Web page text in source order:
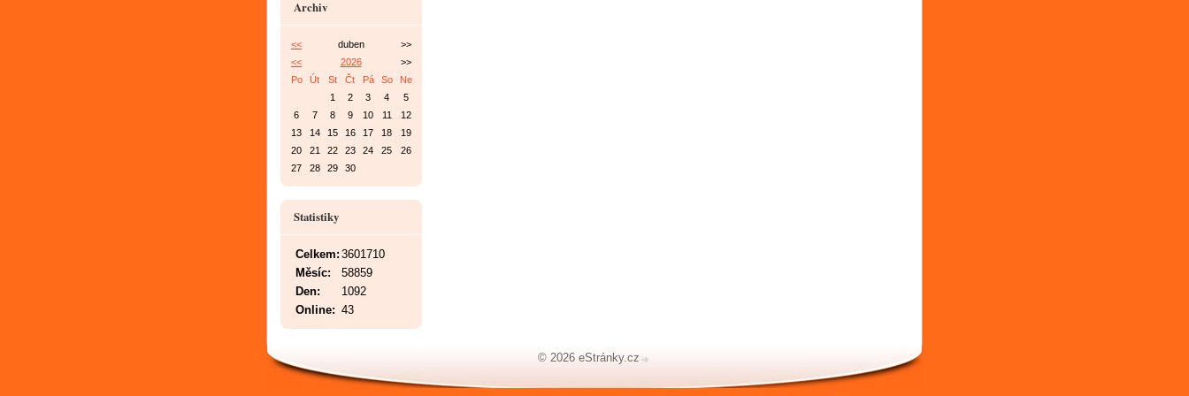
Archiv
<< duben
>>
<<
2026
>>
Po
Út St Čt Pá So
Ne
1
2 3 4
5
6
7 8 9 10 11
12
13
14 15 16 17 18
19
20
21 22 23 24 25
26
27
28 29 30
Statistiky
Online: 43
Celkem: 3601710
Měsíc:
58859
Den:
1092
© 2026 eStránky.cz